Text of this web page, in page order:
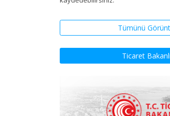
Tümünü
Ticaret